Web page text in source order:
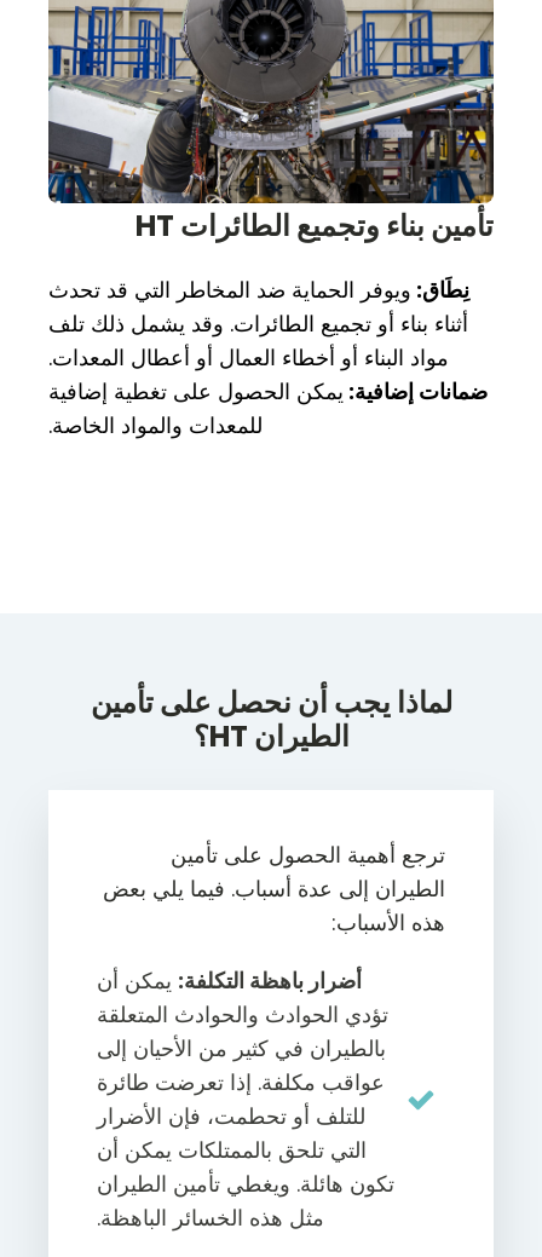
تأمين بناء وتجميع الطائرات HT
نِطَاق: ويوفر الحماية ضد المخاطر التي قد تحدث
أثناء بناء أو تجميع الطائرات. وقد يشمل ذلك تلف
مواد البناء أو أخطاء العمال أو أعطال المعدات.
ضمانات إضافية: يمكن الحصول على تغطية إضافية
للمعدات والمواد الخاصة.
لماذا يجب أن نحصل على تأمين
الطيران HT؟
ترجع أهمية الحصول على تأمين
الطيران إلى عدة أسباب. فيما يلي بعض
هذه الأسباب:
أضرار باهظة التكلفة: يمكن أن
تؤدي الحوادث والحوادث المتعلقة
بالطيران في كثير من الأحيان إلى
عواقب مكلفة. إذا تعرضت طائرة
للتلف أو تحطمت، فإن الأضرار
التي تلحق بالممتلكات يمكن أن
تكون هائلة. ويغطي تأمين الطيران
مثل هذه الخسائر الباهظة.